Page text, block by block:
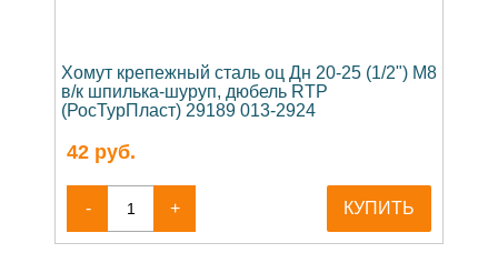
Хомут крепежный сталь оц Дн 20-25 (1/2") М8
в/к шпилька-шуруп, дюбель RTP
(РосТурПласт) 29189 013-2924
42 руб.
- + КУПИТЬ